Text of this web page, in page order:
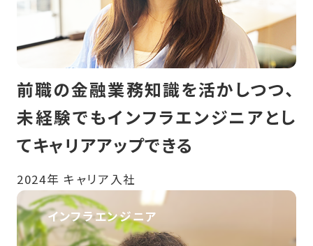
前職の金融業務知識を活かしつつ、
未経験でもインフラエンジニアとし
てキャリアアップできる
2024年 キャリア入社
インフラエンジニア